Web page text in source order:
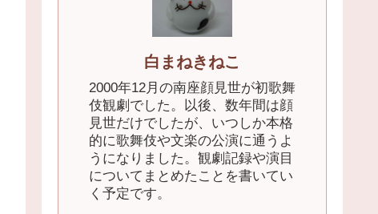
白まねきねこ
2000年12月の南座顔見世が初歌舞
伎観劇でした。以後、数年間は顔
見世だけでしたが、いつしか本格
的に歌舞伎や文楽の公演に通うよ
うになりました。観劇記録や演目
についてまとめたことを書いてい
く予定です。